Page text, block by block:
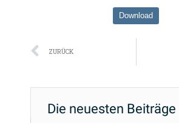
Download
Zurück
ZURÜCK
Die neuesten Beiträge